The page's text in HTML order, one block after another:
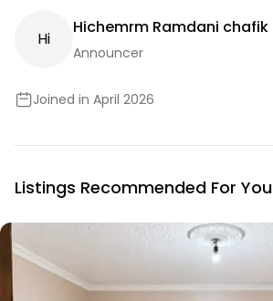
HI
Hichemrm Ramdani chafik
Announcer
Joined in April 2026
Listings Recommended For You